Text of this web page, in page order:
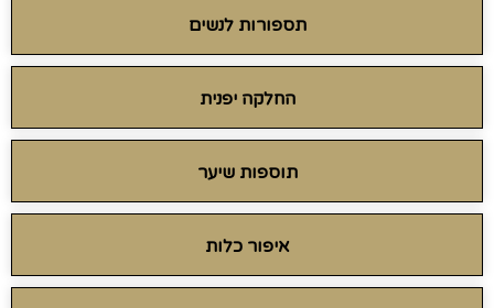
תספורות לנשים
החלקה יפנית
תוספות שיער
איפור כלות